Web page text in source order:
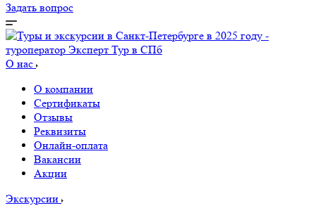
Задать вопрос
О нас
О компании
Сертификаты
Отзывы
Реквизиты
Онлайн-оплата
Вакансии
Акции
Экскурсии